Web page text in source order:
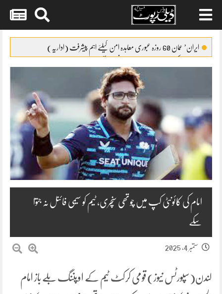
contentایران’ عمان 60 روزہ عبوری معاہدہ امن کیلئے اہم پیشرفت (اداریہ)
ایس ایس سی امتحانات 2026ء کا شیڈول جاری
پنشن فنڈز کی سرمایہ کاری سے خزانے کو نقصان پہنچانے کے معاملے کی
انکوائری شروع
گندم آٹے کا بحران تیل سے بھی بڑا ہو چکا ہے
امام کی کائونٹی کپ میں چوتھی سنچری، ٹیم کو سیمی فائنل نہ جتوا
سکے
ستمبر 4, 2025
لندن(سپورٹس نیوز) قومی کرکٹ ٹیم کے اوپننگ بلے باز امام